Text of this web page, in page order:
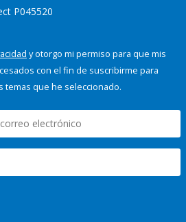
P045520
y otorgo mi permiso para que mis
con el fin de suscribirme para
que he seleccionado.